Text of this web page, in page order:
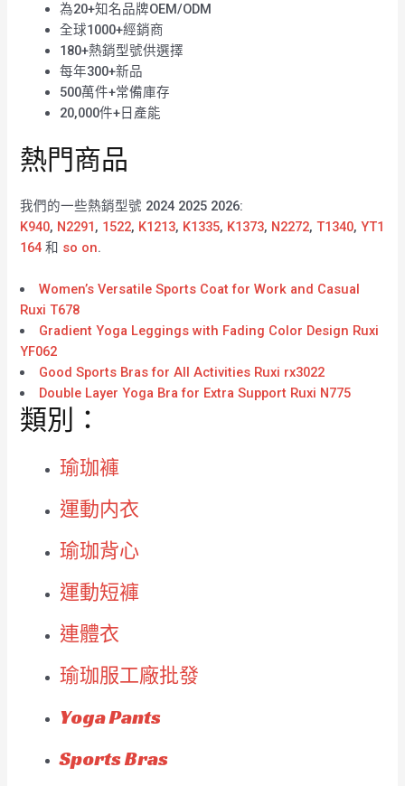
為20+知名品牌OEM/ODM
全球1000+經銷商
180+熱銷型號供選擇
每年300+新品
500萬件+常備庫存
20,000件+日產能
熱門商品
我們的一些熱銷型號 2024 2025 2026:
K940, N2291, 1522, K1213, K1335, K1373, N2272,T1340,YT1
164 和 so on.
Women’s Versatile Sports Coat for Work and Casual
Ruxi T678
Gradient Yoga Leggings with Fading Color Design Ruxi
YF062
Good Sports Bras for All Activities Ruxi rx3022
Double Layer Yoga Bra for Extra Support Ruxi N775
類別：
瑜珈褲
運動内衣
瑜珈背心
運動短褲
連體衣
瑜珈服工廠批發
Yoga Pants
Sports Bras